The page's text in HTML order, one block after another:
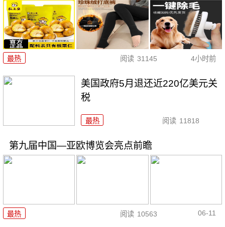
最热 阅读 31145 4小时前
美国政府5月退还近220亿美元关
税
最热 阅读 11818
第九届中国—亚欧博览会亮点前瞻
最热 阅读 10563 06-11